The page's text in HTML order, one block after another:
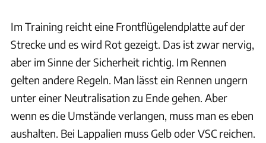
Im Training reicht eine Frontflügelendplatte auf der
Strecke und es wird Rot gezeigt. Das ist zwar nervig,
aber im Sinne der Sicherheit richtig. Im Rennen
gelten andere Regeln. Man lässt ein Rennen ungern
unter einer Neutralisation zu Ende gehen. Aber
wenn es die Umstände verlangen, muss man es eben
aushalten. Bei Lappalien muss Gelb oder VSC reichen.